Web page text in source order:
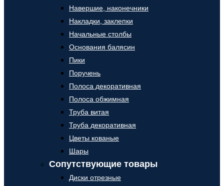
Навершие, наконечники
Накладки, заклепки
Начальные столбы
Основания балясин
Пики
Поручень
Полоса декоративная
Полоса обжимная
Труба витая
Труба декоративная
Цветы кованые
Шары
Сопутствующие товары
Диски отрезные